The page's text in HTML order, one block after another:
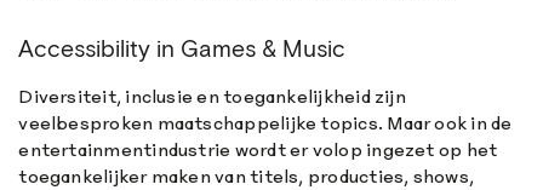
Accessibility in Games & Music
Diversiteit, inclusie en toegankelijkheid zijn
veelbesproken maatschappelijke topics. Maar ook in de
entertainmentindustrie wordt er volop ingezet op het
toegankelijker maken van titels, producties, shows,